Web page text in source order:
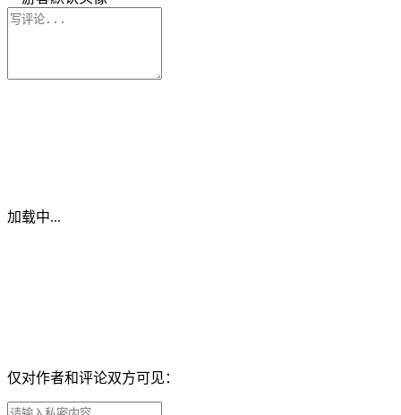
加载中...
仅对作者和评论双方可见：